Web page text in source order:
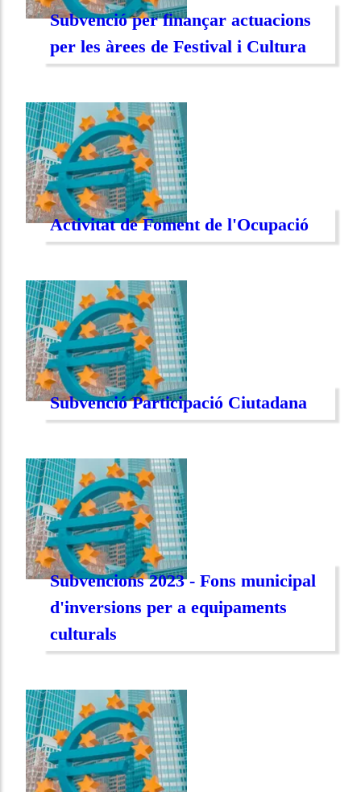
Subvenció per finançar actuacions
per les àrees de Festival i Cultura
Activitat de Foment de l'Ocupació
Subvenció Participació Ciutadana
Subvencions 2023 - Fons municipal
d'inversions per a equipaments
culturals